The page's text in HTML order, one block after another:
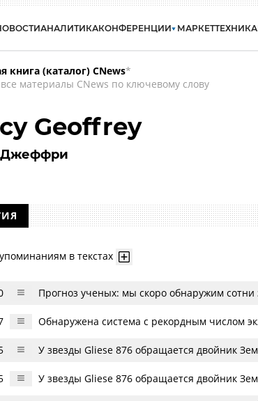
АНАЛИТИКАКОНФЕРЕНЦИИ МАРКЕТТЕХНИКА
книга (каталог) CNews*
материалы CNews по ключевому слову
Geoffrey
упоминаниям в текстах
Прогноз ученых: мы скоро обнаружим
Обнаружена система с рекордным числом
У звезды Gliese 876 обращается двойник
У звезды Gliese 876 обращается двойник